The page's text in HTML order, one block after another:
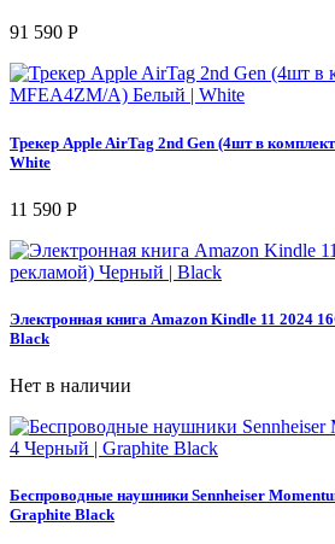
91 590 Р
Трекер Apple AirTag 2nd Gen (4шт в
White
11 590 Р
Электронная книга Amazon Kindle 11 2024
Black
Нет в наличии
Беспроводные наушники Sennheiser
Graphite Black